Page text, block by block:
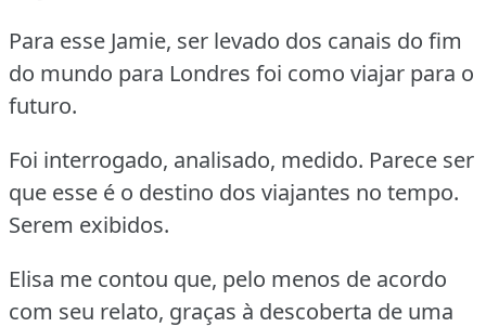
Para esse Jamie, ser levado dos canais do fim
do mundo para Londres foi como viajar para o
futuro.
Foi interrogado, analisado, medido. Parece ser
que esse é o destino dos viajantes no tempo.
Serem exibidos.
Elisa me contou que, pelo menos de acordo
com seu relato, graças à descoberta de uma